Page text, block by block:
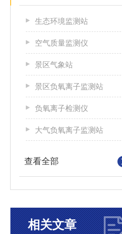
生态环境监测站
空气质量监测仪
景区气象站
景区负氧离子监测站
负氧离子检测仪
大气负氧离子监测站
查看全部
相关文章